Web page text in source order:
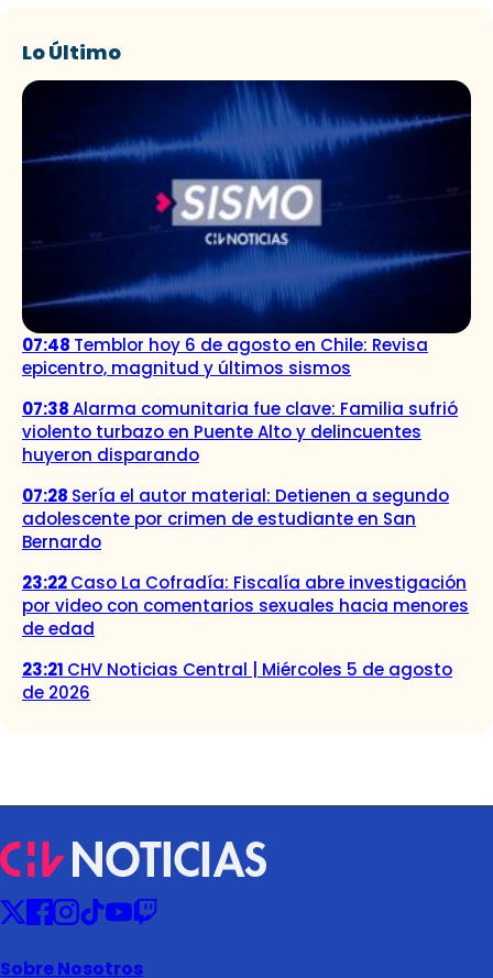
Lo Último
07:48 Temblor hoy 6 de agosto en Chile: Revisa
epicentro, magnitud y últimos sismos
07:38Alarma comunitaria fue clave: Familia sufrió
violento turbazo en Puente Alto y delincuentes
huyeron disparando
07:28 Sería el autor material: Detienen a segundo
adolescente por crimen de estudiante en San
Bernardo
23:22Caso La Cofradía: Fiscalía abre investigación
por video con comentarios sexuales hacia menores
de edad
23:21 CHV Noticias Central | Miércoles 5 de agosto
de 2026
Sobre Nosotros